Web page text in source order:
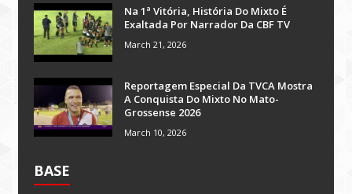
Na 1ª Vitória, História Do Mixto É
Exaltada Por Narrador Da CBF TV
March 21, 2026
Reportagem Especial Da TVCA Mostra
A Conquista Do Mixto No Mato-
Grossense 2026
March 10, 2026
BASE